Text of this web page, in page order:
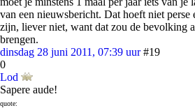
van een nieuwsbericht. Dat hoeft niet perse
zijn, liever niet, want dat zou de bevolking
brengen.
dinsdag 28 juni 2011, 07:39 uur #19
0
Lod
Sapere aude!
quote: